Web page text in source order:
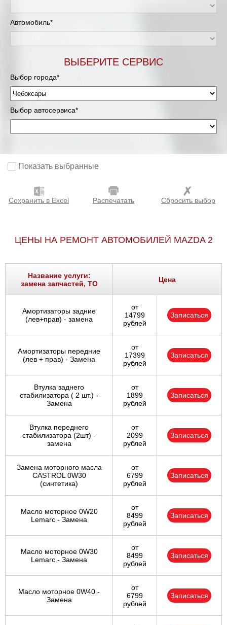
Автомобиль*
ВЫБЕРИТЕ СЕРВИС
Выбор города*
Выбор автосервиса*
Показать выбранные
Сохранить в Excel Распечатать Сбросить выбор
ЦЕНЫ НА РЕМОНТ АВТОМОБИЛЕЙ MAZDA 2
Название услуги:
замена запчастей, ТО
Цена
Амортизаторы задние
(лев+прав) - замена
от
14799
рублей
Записаться
Амортизаторы передние
(лев + прав) - Замена
от
17399
рублей
Записаться
Втулка заднего
стабилизатора ( 2 шт.) -
Замена
от
1899
рублей
Записаться
Втулка переднего
стабилизатора (2шт) -
замена
от
2099
рублей
Записаться
Замена моторного масла
CASTROL 0W30
(синтетика)
от
6799
рублей
Записаться
Масло моторное 0W20
Lemarc - Замена
от
8499
рублей
Записаться
Масло моторное 0W30
Lemarc - Замена
от
8499
рублей
Записаться
Масло моторное 0W40 -
Замена
от
6799
рублей
Записаться